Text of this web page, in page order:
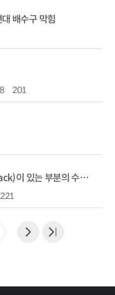
배수구 막힘
201
세면기와 샤워실의 벽면에 금(crack)이 있는 부분의 수리를 요청드립니다.
221